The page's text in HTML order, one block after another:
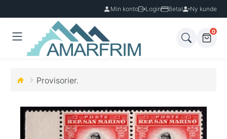
Min konto Login Betal Ny kunde
0
Provisorier.